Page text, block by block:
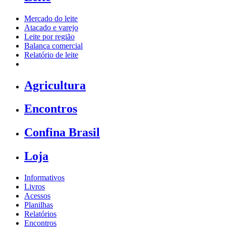
Mercado do leite
Atacado e varejo
Leite por região
Balança comercial
Relatório de leite
Agricultura
Encontros
Confina Brasil
Loja
Informativos
Livros
Acessos
Planilhas
Relatórios
Encontros